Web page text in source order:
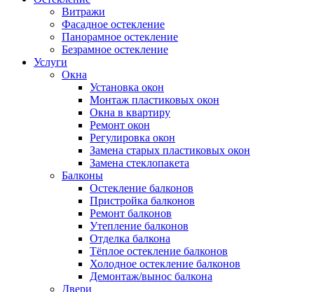
Витражи
Фасадное остекление
Панорамное остекление
Безрамное остекление
Услуги
Окна
Установка окон
Монтаж пластиковых окон
Окна в квартиру
Ремонт окон
Регулировка окон
Замена старых пластиковых окон
Замена стеклопакета
Балконы
Остекление балконов
Пристройка балконов
Ремонт балконов
Утепление балконов
Отделка балкона
Тёплое остекление балконов
Холодное остекление балконов
Демонтаж/вынос балкона
Двери